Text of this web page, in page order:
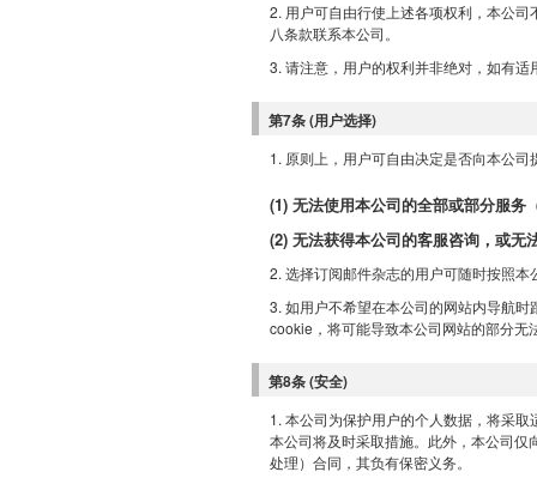
2. 用户可自由行使上述各项权利，本公
八条款联系本公司。
3. 请注意，用户的权利并非绝对，如有
第7条 (用户选择)
1. 原则上，用户可自由决定是否向本公
(1) 无法使用本公司的全部或部分服务
(2) 无法获得本公司的客服咨询，或无
2. 选择订阅邮件杂志的用户可随时按照
3. 如用户不希望在本公司的网站内导航时
cookie，将可能导致本公司网站的部分无
第8条 (安全)
1. 本公司为保护用户的个人数据，将采
本公司将及时采取措施。此外，本公司
处理）合同，其负有保密义务。